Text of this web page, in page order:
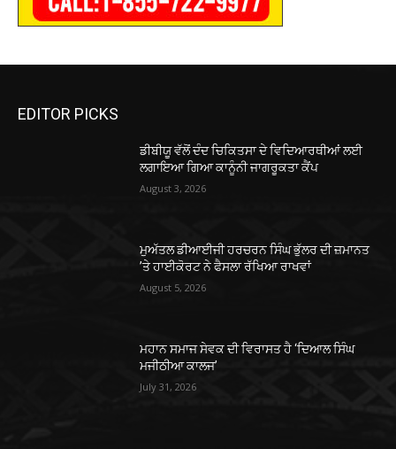
EDITOR PICKS
ਡੀਬੀਯੂ ਵੱਲੋਂ ਦੰਦ ਚਿਕਿਤਸਾ ਦੇ ਵਿਦਿਆਰਥੀਆਂ ਲਈ
ਲਗਾਇਆ ਗਿਆ ਕਾਨੂੰਨੀ ਜਾਗਰੂਕਤਾ ਕੈਂਪ
August 3, 2026
ਮੁਅੱਤਲ ਡੀਆਈਜੀ ਹਰਚਰਨ ਸਿੰਘ ਭੁੱਲਰ ਦੀ ਜ਼ਮਾਨਤ
’ਤੇ ਹਾਈਕੋਰਟ ਨੇ ਫੈਸਲਾ ਰੱਖਿਆ ਰਾਖਵਾਂ
August 5, 2026
ਮਹਾਨ ਸਮਾਜ ਸੇਵਕ ਦੀ ਵਿਰਾਸਤ ਹੈ ‘ਦਿਆਲ ਸਿੰਘ
ਮਜੀਠੀਆ ਕਾਲਜ’
July 31, 2026